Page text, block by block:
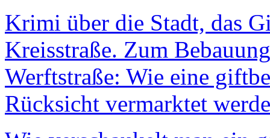
Krimi über die Stadt, das
Kreisstraße. Zum
Werftstraße: Wie eine
Rücksicht vermarktet